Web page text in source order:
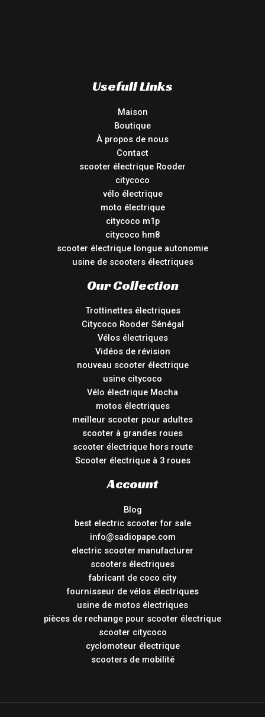
Usefull Links
Maison
Boutique
À propos de nous
Contact
scooter électrique Rooder
citycoco
vélo électrique
moto électrique
citycoco m1p
citycoco hm8
scooter électrique longue autonomie
usine de scooters électriques
Our Collection
Trottinettes électriques
Citycoco Rooder Sénégal
Vélos électriques
Vidéos de révision
nouveau scooter électrique
usine citycoco
Vélo électrique Mocha
motos électriques
meilleur scooter pour adultes
scooter à grandes roues
scooter électrique hors route
Scooter électrique à 3 roues
Account
Blog
best electric scooter for sale
info@sadiopape.com
electric scooter manufacturer
scooters électriques
fabricant de coco city
fournisseur de vélos électriques
usine de motos électriques
pièces de rechange pour scooter électrique
scooter citycoco
cyclomoteur électrique
scooters de mobilité